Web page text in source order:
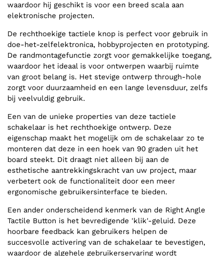
waardoor hij geschikt is voor een breed scala aan
elektronische projecten.
De rechthoekige tactiele knop is perfect voor gebruik in
doe-het-zelfelektronica, hobbyprojecten en prototyping.
De randmontagefunctie zorgt voor gemakkelijke toegang,
waardoor het ideaal is voor ontwerpen waarbij ruimte
van groot belang is. Het stevige ontwerp through-hole
zorgt voor duurzaamheid en een lange levensduur, zelfs
bij veelvuldig gebruik.
Een van de unieke properties van deze tactiele
schakelaar is het rechthoekige ontwerp. Deze
eigenschap maakt het mogelijk om de schakelaar zo te
monteren dat deze in een hoek van 90 graden uit het
board steekt. Dit draagt niet alleen bij aan de
esthetische aantrekkingskracht van uw project, maar
verbetert ook de functionaliteit door een meer
ergonomische gebruikersinterface te bieden.
Een ander onderscheidend kenmerk van de Right Angle
Tactile Button is het bevredigende 'klik'-geluid. Deze
hoorbare feedback kan gebruikers helpen de
succesvolle activering van de schakelaar te bevestigen,
waardoor de algehele gebruikerservaring wordt